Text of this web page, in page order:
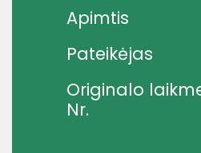
Apimtis
Pateikėjas
Originalo
Nr.